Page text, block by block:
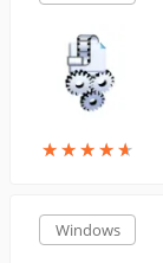
★★★★★
★★★★★
Windows